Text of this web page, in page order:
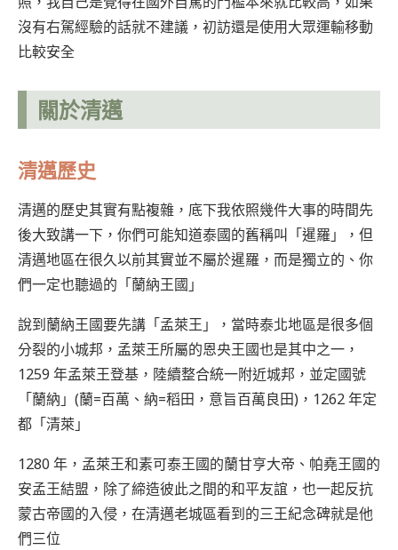
沒有右駕經驗的話就不建議，初訪還是使用大眾運輸移動
比較安全
關於清邁
清邁歷史
清邁的歷史其實有點複雜，底下我依照幾件大事的時間先
後大致講一下，你們可能知道泰國的舊稱叫「暹羅」，但
清邁地區在很久以前其實並不屬於暹羅，而是獨立的、你
們一定也聽過的「蘭納王國」
說到蘭納王國要先講「孟萊王」，當時泰北地區是很多個
分裂的小城邦，孟萊王所屬的恩央王國也是其中之一，
1259 年孟萊王登基，陸續整合統一附近城邦，並定國號
「蘭納」(蘭=百萬、納=稻田，意旨百萬良田)，1262 年定
都「清萊」
1280 年，孟萊王和素可泰王國的蘭甘亨大帝、帕堯王國的
安孟王結盟，除了締造彼此之間的和平友誼，也一起反抗
蒙古帝國的入侵，在清邁老城區看到的三王紀念碑就是他
們三位